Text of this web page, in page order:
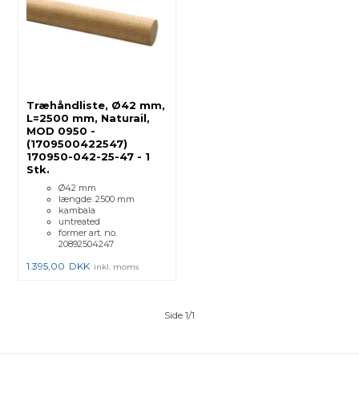
Træhåndliste, Ø42 mm,
L=2500 mm, Naturail,
MOD 0950 -
(1709500422547)
170950-042-25-47 - 1
Stk.
Ø42 mm
længde: 2500 mm
kambala
untreated
former art. no.
20892504247
1.395,00 DKK inkl. moms
Side 1/1